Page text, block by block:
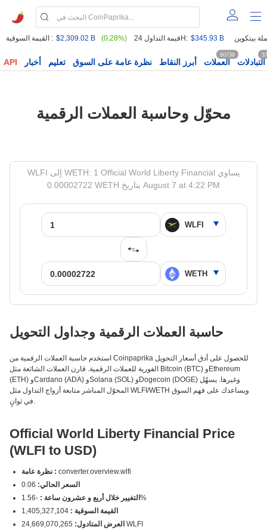
القيمة السوقية : $2,309.02 B (0.28%) قيمة التداول 24H: $345.93 B
API أخبار تعليم نظرة عامة على السوق أبرز النقاط العملات
60739
التبادلات
محوّل وحاسبة العملات الرقمية
WLFI إلى WETH: 1 Official World Liberty Financial يساوي
0.00002722 WETH بتاريخ August 7 at 4:22 PM
حاسبة العملات الرقمية وجداول التحويل
استخدم حاسبة العملات الرقمية من Coinpaprika للحصول على أدق أسعار التحويل
الفورية للعملات الرقمية. قارن العملات الشائعة مثل Bitcoin (BTC) وEthereum
(ETH) وCardano (ADA) وSolana (SOL) وDogecoin (DOGE) وغيرها. يسهّل
المحوّل المباشر متابعة أزواج التداول مثل WLFI/WETH ويساعدك على فهم السوق
في ثوانٍ.
Official World Liberty Financial Price
(WLFI to USD)
نظرة عامة : converter.overview.wlfi
السعر الحالي:
التغيير خلال أربع و عشرون ساعة : -1.56%
القيمة السوقية :
العرض المتادول: 24,669,070,265 WLFI